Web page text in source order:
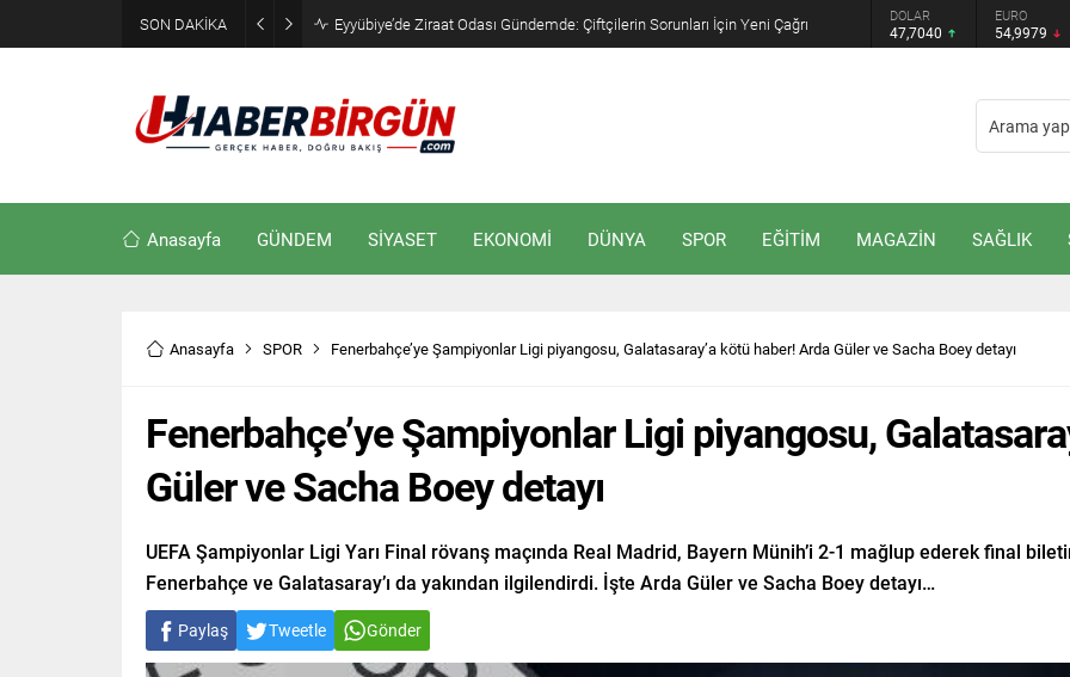
SON DAKİKA Eyyübiye’de Ziraat Odası Gündemde: Çiftçilerin Sorunları İçin Yeni ÇağrıGRAM ALTIN
6.587,65
DOLAR
47,7040
EURO
54,9979
Anasayfa GÜNDEM SİYASET EKONOMİ DÜNYA SPOR EĞİTİM MAGAZİN SAĞLIK
Anasayfa SPOR Fenerbahçe’ye Şampiyonlar Ligi piyangosu, Galatasaray’a kötü haber! Arda Güler ve Sacha Boey detayı
Fenerbahçe’ye Şampiyonlar Ligi piyangosu,
Güler ve Sacha Boey detayı
UEFA Şampiyonlar Ligi Yarı Final rövanş maçında Real Madrid, Bayern Münih’i 2-1 mağlup ederek final
Fenerbahçe ve Galatasaray’ı da yakından ilgilendirdi. İşte Arda Güler ve Sacha Boey detayı…
Paylaş Tweetle Gönder